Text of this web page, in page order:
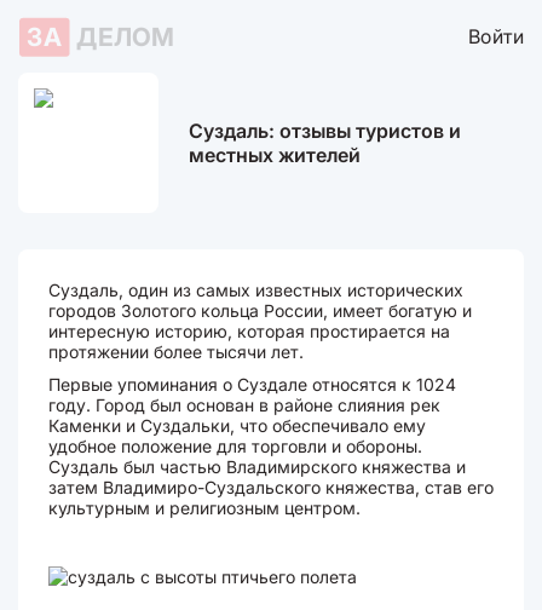
ЗА ДЕЛОМ Войти
Суздаль: отзывы туристов и
местных жителей
Суздаль, один из самых известных исторических
городов Золотого кольца России, имеет богатую и
интересную историю, которая простирается на
протяжении более тысячи лет.
Первые упоминания о Суздале относятся к 1024
году. Город был основан в районе слияния рек
Каменки и Суздальки, что обеспечивало ему
удобное положение для торговли и обороны.
Суздаль был частью Владимирского княжества и
затем Владимиро-Суздальского княжества, став его
культурным и религиозным центром.